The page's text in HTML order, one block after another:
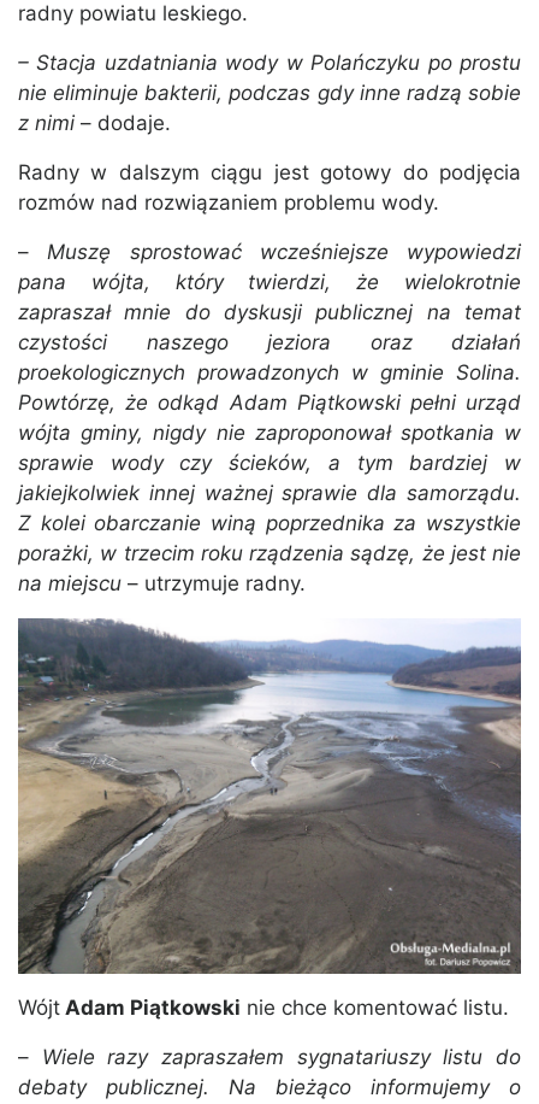
radny powiatu leskiego.
– Stacja uzdatniania wody w Polańczyku po prostu
nie eliminuje bakterii, podczas gdy inne radzą sobie
z nimi – dodaje.
Radny w dalszym ciągu jest gotowy do podjęcia
rozmów nad rozwiązaniem problemu wody.
–Muszę sprostować wcześniejsze wypowiedzi
pana wójta, który twierdzi, że wielokrotnie
zapraszał mnie do dyskusji publicznej na temat
czystości naszego jeziora oraz działań
proekologicznych prowadzonych w gminie Solina.
Powtórzę, że odkąd Adam Piątkowski pełni urząd
wójta gminy, nigdy nie zaproponował spotkania w
sprawie wody czy ścieków, a tym bardziej w
jakiejkolwiek innej ważnej sprawie dla samorządu.
Z kolei obarczanie winą poprzednika za wszystkie
porażki, w trzecim roku rządzenia sądzę, że jest nie
na miejscu – utrzymuje radny.
Wójt Adam Piątkowski nie chce komentować listu.
– Wiele razy zapraszałem sygnatariuszy listu do
debaty publicznej. Na bieżąco informujemy o